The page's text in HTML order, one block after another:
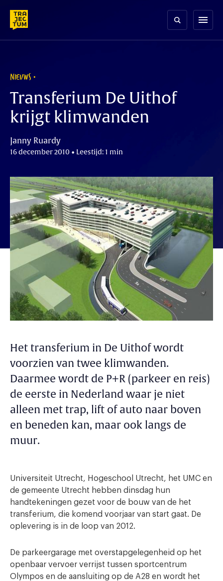
content
menu
NIEUWS
Transferium De Uithof
krijgt klimwanden
Janny Ruardy
16 december 2010 • Leestijd: 1 min
Het transferium in De Uithof wordt
voorzien van twee klimwanden.
Daarmee wordt de P+R (parkeer en reis)
de eerste in Nederland waar je niet
alleen met trap, lift of auto naar boven
en beneden kan, maar ook langs de
muur.
Universiteit Utrecht, Hogeschool Utrecht, het UMC en
de gemeente Utrecht hebben dinsdag hun
handtekeningen gezet voor de bouw van de het
transferium, die komend voorjaar van start gaat. De
oplevering is in de loop van 2012.
De parkeergarage met overstapgelegenheid op het
openbaar vervoer verrijst tussen sportcentrum
Olympos en de aansluiting op de A28 en wordt het